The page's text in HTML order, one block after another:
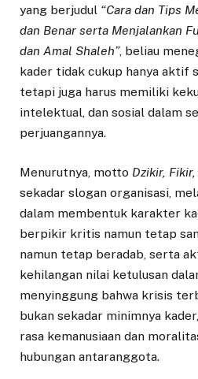
yang berjudul “Cara dan Tips
dan Benar serta Menjalankan
dan Amal Shaleh”, beliau
kader tidak cukup hanya aktif
tetapi juga harus memiliki
intelektual, dan sosial dalam
perjuangannya.
Menurutnya, motto Dzikir,
sekadar slogan organisasi,
dalam membentuk karakter
berpikir kritis namun tetap
namun tetap beradab, serta
kehilangan nilai ketulusan
menyinggung bahwa krisis
bukan sekadar minimnya
rasa kemanusiaan dan
hubungan antaranggota.